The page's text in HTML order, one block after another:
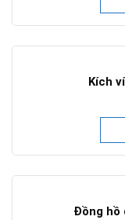
Kích
Đồng hồ